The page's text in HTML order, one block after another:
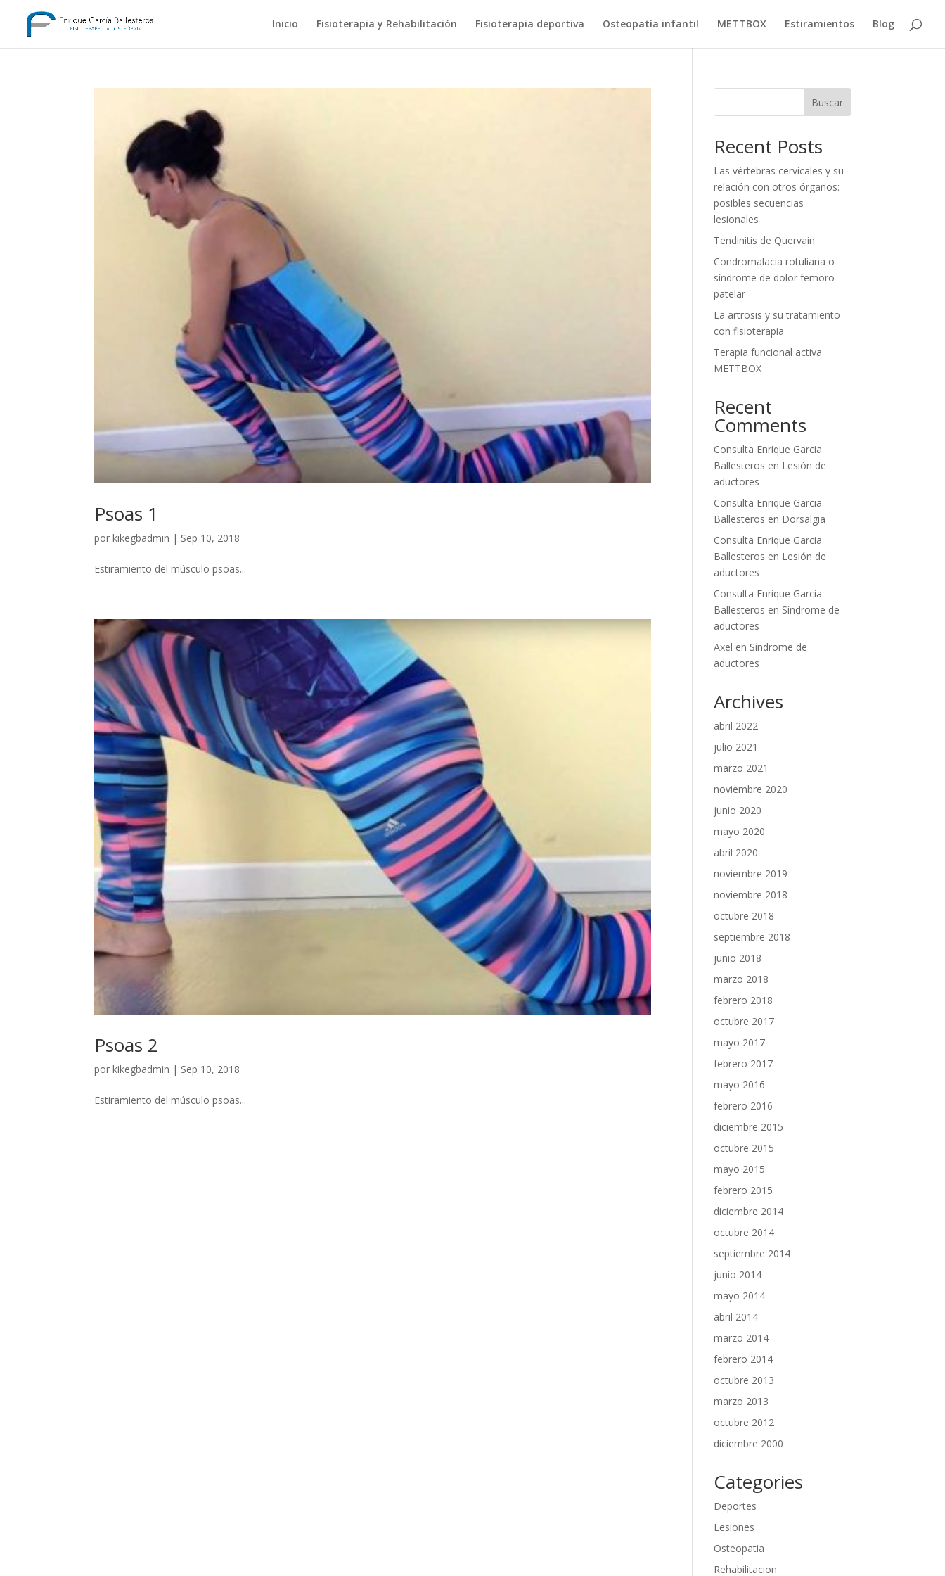
Inicio Fisioterapia y Rehabilitación Fisioterapia deportiva Osteopatía infantil METTBOX Estiramientos Blog
Psoas 1
porkikegbadmin | Sep 10, 2018
Estiramiento del músculo psoas...
Psoas 2
porkikegbadmin | Sep 10, 2018
Estiramiento del músculo psoas...
Buscar
Recent Posts
Las vértebras cervicales y su
relación con otros órganos:
posibles secuencias
lesionales
Tendinitis de Quervain
Condromalacia rotuliana o
síndrome de dolor femoro-
patelar
La artrosis y su tratamiento
con fisioterapia
Terapia funcional activa
METTBOX
Recent
Comments
Consulta Enrique Garcia
Ballesteros en Lesión de
aductores
Consulta Enrique Garcia
Ballesteros en Dorsalgia
Consulta Enrique Garcia
Ballesteros en Lesión de
aductores
Consulta Enrique Garcia
Ballesteros en Síndrome de
aductores
Axel en Síndrome de
aductores
Archives
abril 2022
julio 2021
marzo 2021
noviembre 2020
junio 2020
mayo 2020
abril 2020
noviembre 2019
noviembre 2018
octubre 2018
septiembre 2018
junio 2018
marzo 2018
febrero 2018
octubre 2017
mayo 2017
febrero 2017
mayo 2016
febrero 2016
diciembre 2015
octubre 2015
mayo 2015
febrero 2015
diciembre 2014
octubre 2014
septiembre 2014
junio 2014
mayo 2014
abril 2014
marzo 2014
febrero 2014
octubre 2013
marzo 2013
octubre 2012
diciembre 2000
Categories
Deportes
Lesiones
Osteopatia
Rehabilitacion